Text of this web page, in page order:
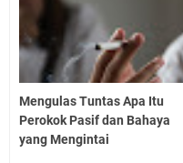
Mengulas Tuntas Apa Itu
Perokok Pasif dan Bahaya
yang Mengintai